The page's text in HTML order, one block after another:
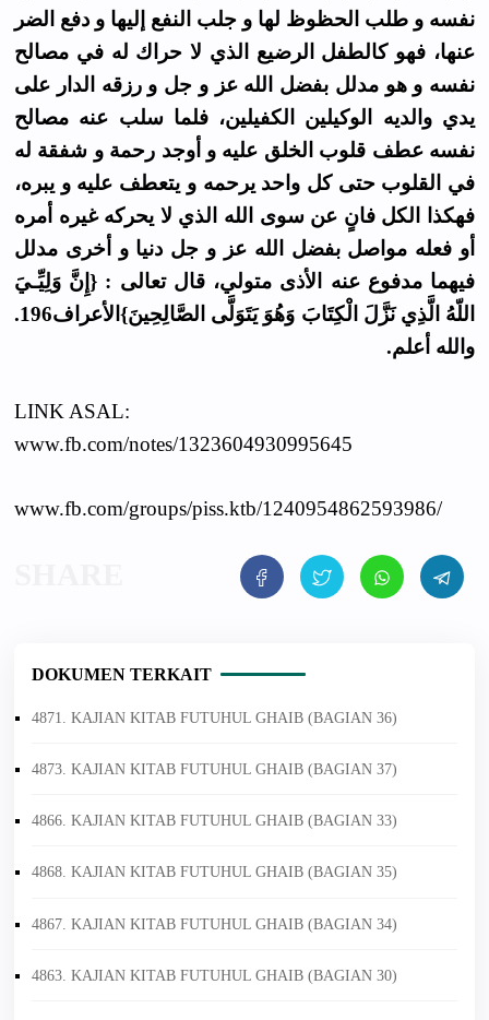
نفسه و طلب الحظوظ لها و جلب النفع إليها و دفع الضر
عنها، فهو كالطفل الرضيع الذي لا حراك له في مصالح
نفسه و هو مدلل بفضل الله عز و جل و رزقه الدار على
يدي والديه الوكيلين الكفيلين، فلما سلب عنه مصالح
نفسه عطف قلوب الخلق عليه و أوجد رحمة و شفقة له
في القلوب حتى كل واحد يرحمه و يتعطف عليه و يبره،
فهكذا الكل فانٍ عن سوى الله الذي لا يحركه غيره أمره
أو فعله مواصل بفضل الله عز و جل دنيا و أخرى مدلل
فيهما مدفوع عنه الأذى متولي، قال تعالى : {إِنَّ وَلِيِّـيَ
اللّهُ الَّذِي نَزَّلَ الْكِتَابَ وَهُوَ يَتَوَلَّى الصَّالِحِينَ}الأعراف196.
والله أعلم.
LINK ASAL:
www.fb.com/notes/1323604930995645
www.fb.com/groups/piss.ktb/1240954862593986/
DOKUMEN TERKAIT
4871. KAJIAN KITAB FUTUHUL GHAIB (BAGIAN 36)
4873. KAJIAN KITAB FUTUHUL GHAIB (BAGIAN 37)
4866. KAJIAN KITAB FUTUHUL GHAIB (BAGIAN 33)
4868. KAJIAN KITAB FUTUHUL GHAIB (BAGIAN 35)
4867. KAJIAN KITAB FUTUHUL GHAIB (BAGIAN 34)
4863. KAJIAN KITAB FUTUHUL GHAIB (BAGIAN 30)